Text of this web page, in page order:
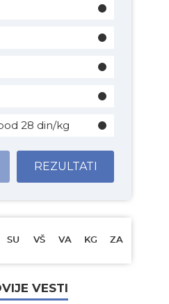
28 din/kg
REZULTATI
SU VŠ VA KG ZA
VESTI